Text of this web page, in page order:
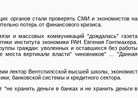
органов стали проверять СМИ и экономистов на
потерь от финансового кризиса.
и массовых коммуникаций "дождалась" газета
института экономики РАН Евгения Гонтмахера.
граждан: уволенных и оставшихся без работы
места вертикали власти” чиновников" … "Данная
лектор Вентспилсской высшей школы, экономист
банковской системы и кредитного сектора.
хранить деньги в банках и не хранить деньги в